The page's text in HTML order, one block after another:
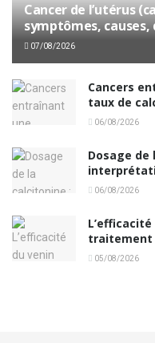
Cancer de l’utérus
symptômes,
07/08/2026
Cancers
taux de
06/08/2026
Dosage
06/08/2026
traitement
05/08/2026